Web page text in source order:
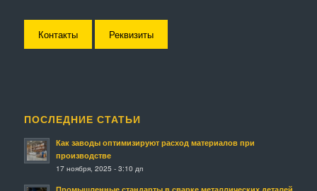
Контакты Реквизиты
ПОСЛЕДНИЕ СТАТЬИ
Как заводы оптимизируют расход материалов при
производстве
17 ноября, 2025 - 3:10 дп